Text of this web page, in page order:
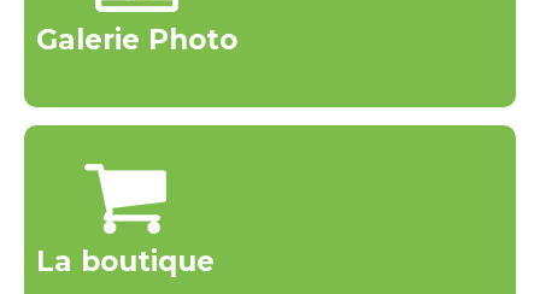
Galerie Photo
La boutique